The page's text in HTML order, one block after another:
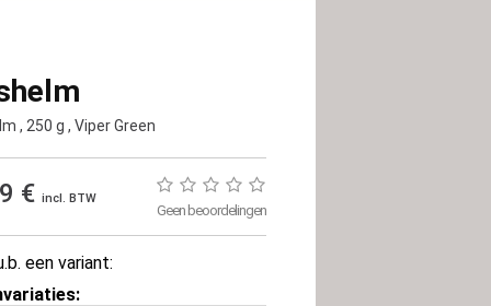
, 250 g , Viper Green
€ incl. BTW
Geen beoordelingen
een variant: